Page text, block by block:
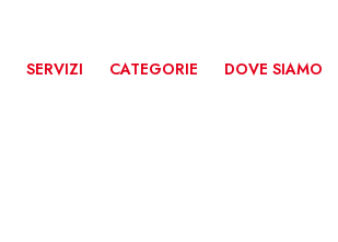
SERVIZI CATEGORIE DOVE SIAMO